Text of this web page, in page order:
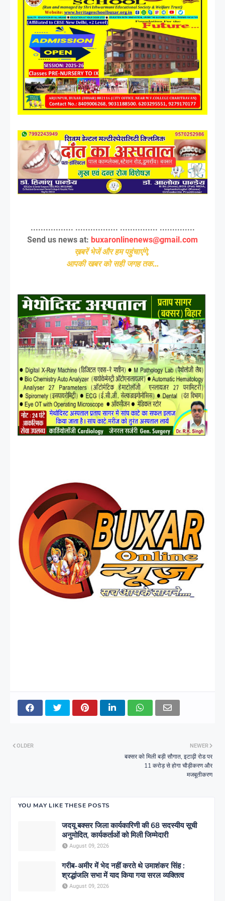
................. ................. ............... ..............
Send us news at: buxaronlinenews@gmail.com
ख़बरें भेजें और हम पहुंचाएंगे,
आपकी खबर को सही जगह तक...
NEWER
बक्सर को मिली बड़ी सौगात, इटाढ़ी रोड पर
11 करोड़ से होगा चौड़ीकरण और
मजबूतीकरण
OLDER
YOU MAY LIKE THESE POSTS
जदयू बक्सर जिला कार्यकारिणी की 68 सदस्यीय सूची
अनुमोदित, कार्यकर्ताओं को मिली जिम्मेदारी
August 09, 2026
गरीब-अमीर में भेद नहीं करते थे उमाशंकर सिंह :
श्रद्धांजलि सभा में याद किया गया सरल व्यक्तित्व
August 09, 2026